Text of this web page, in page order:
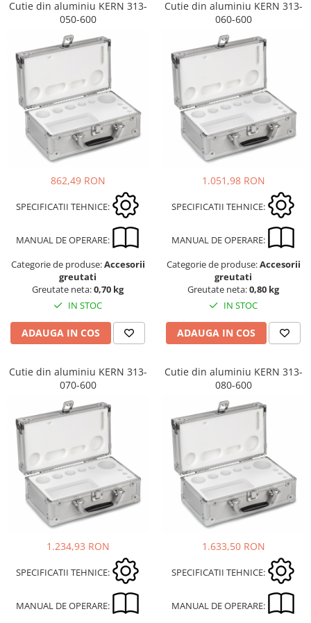
Suporti
Varf de impact
Instrumente optice
Adaptoare
Adaptor camera microscop
Altele
Cap microscop
Carcase si genti
Cleme
Condensator microscop
Filtru microscop
Huse de protectie
Iluminare microscop
Kit camp intunecat
Lichid calibrare
Masa microscop
Obiective microscoape
Standuri Stereomicroscoape
Unitate contrast de faza
Unitate fluorescenta
Unitate polarizare
Standard calibrare
Scala aditionala refractometru
Cutie din aluminiu KERN 313-
050-600
862,49 RON
SPECIFICATII TEHNICE:
MANUAL DE OPERARE:
Categorie de produse:Accesorii
greutati
Greutate neta:0,70 kg
IN STOC
ADAUGA IN COS
Cutie din aluminiu KERN 313-
060-600
1.051,98 RON
SPECIFICATII TEHNICE:
MANUAL DE OPERARE:
Categorie de produse:Accesorii
greutati
Greutate neta:0,80 kg
IN STOC
ADAUGA IN COS
Cutie din aluminiu KERN 313-
070-600
1.234,93 RON
SPECIFICATII TEHNICE:
MANUAL DE OPERARE:
Cutie din aluminiu KERN 313-
080-600
1.633,50 RON
SPECIFICATII TEHNICE:
MANUAL DE OPERARE: